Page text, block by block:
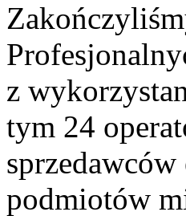
z
tym 24
podmiotów